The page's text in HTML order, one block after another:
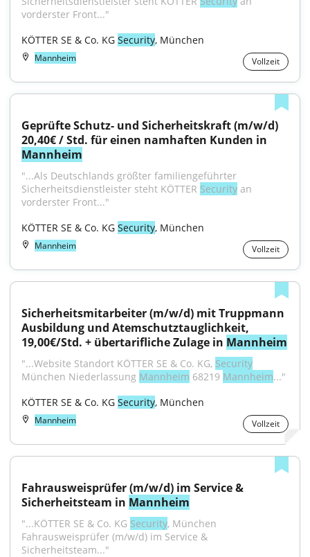
vorderster Front..."
KÖTTER SE & Co. KG Security, München
Mannheim Vollzeit
Geprüfte Schutz- und Sicherheitskraft (m/w/d)
Mannheim
"...Als Deutschlands größter familiengeführter
Sicherheitsdienstleister steht KÖTTER Security an
vorderster Front..."
KÖTTER SE & Co. KG Security, München
Mannheim Vollzeit
Sicherheitsmitarbeiter (m/w/d) mit Truppmann
Ausbildung und Atemschutztauglichkeit,
19,00€/Std. + übertarifliche Zulage in Mannheim
"...Website Standort KÖTTER SE & Co. KG, Security
München Niederlassung Mannheim 68219 Mannheim..."
KÖTTER SE & Co. KG Security, München
Mannheim Vollzeit
Fahrausweisprüfer (m/w/d) im Service &
Sicherheitsteam in Mannheim
"...KÖTTER SE & Co. KG Security, München
Fahrausweisprüfer (m/w/d) im Service &
Sicherheitsteam..."